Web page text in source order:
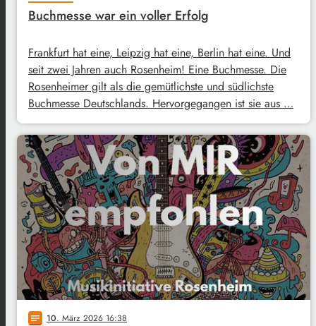
Buchmesse war ein voller Erfolg
Frankfurt hat eine, Leipzig hat eine, Berlin hat eine. Und
seit zwei Jahren auch Rosenheim! Eine Buchmesse. Die
Rosenheimer gilt als die gemütlichste und südlichste
Buchmesse Deutschlands. Hervorgegangen ist sie aus …
notes 10. März 2026 16:38